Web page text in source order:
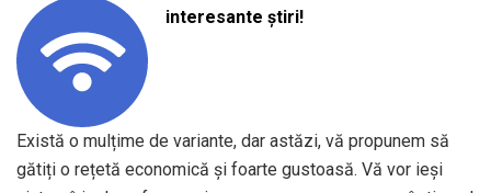
interesante știri!
Există o mulțime de variante, dar astăzi, vă propunem să
gătiți o rețetă economică și foarte gustoasă. Vă vor ieși